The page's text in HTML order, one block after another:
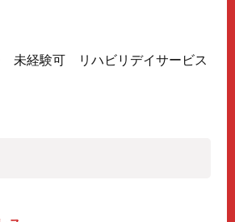
未経験可 リハビリデイサービス